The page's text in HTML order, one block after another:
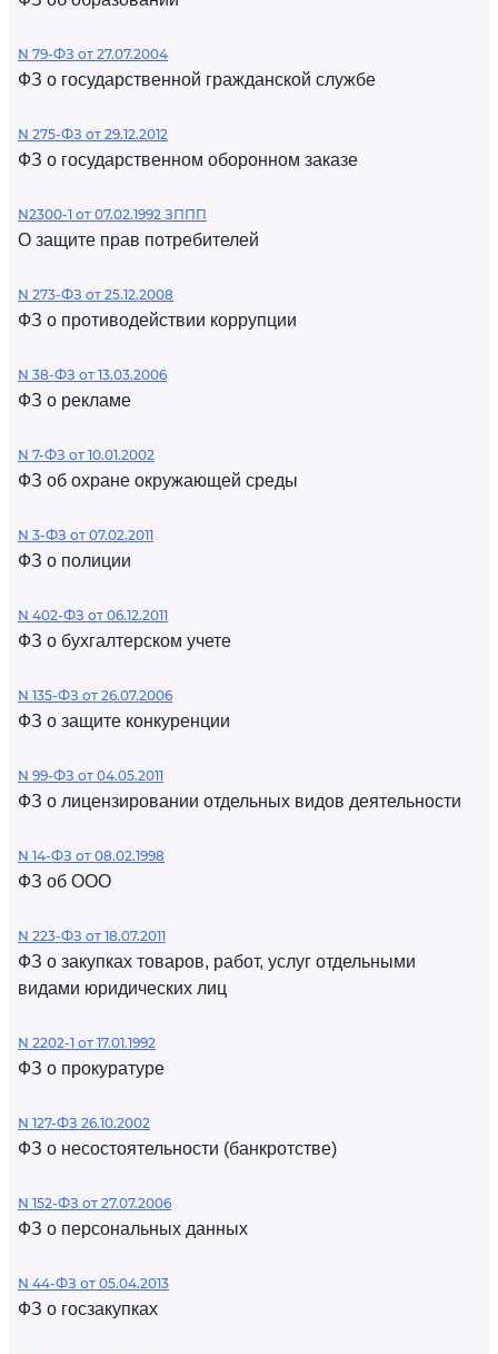
N 79-ФЗ от 27.07.2004
ФЗ о государственной гражданской службе
N 275-ФЗ от 29.12.2012
ФЗ о государственном оборонном заказе
N2300-1 от 07.02.1992 ЗППП
О защите прав потребителей
N 273-ФЗ от 25.12.2008
ФЗ о противодействии коррупции
N 38-ФЗ от 13.03.2006
ФЗ о рекламе
N 7-ФЗ от 10.01.2002
ФЗ об охране окружающей среды
N 3-ФЗ от 07.02.2011
ФЗ о полиции
N 402-ФЗ от 06.12.2011
ФЗ о бухгалтерском учете
N 135-ФЗ от 26.07.2006
ФЗ о защите конкуренции
N 99-ФЗ от 04.05.2011
ФЗ о лицензировании отдельных видов деятельности
N 14-ФЗ от 08.02.1998
ФЗ об ООО
N 223-ФЗ от 18.07.2011
ФЗ о закупках товаров, работ, услуг отдельными
видами юридических лиц
N 2202-1 от 17.01.1992
ФЗ о прокуратуре
N 127-ФЗ 26.10.2002
ФЗ о несостоятельности (банкротстве)
N 152-ФЗ от 27.07.2006
ФЗ о персональных данных
N 44-ФЗ от 05.04.2013
ФЗ о госзакупках